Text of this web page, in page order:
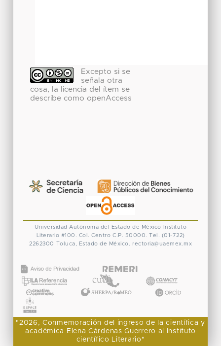
Excepto si se
señala otra
cosa, la licencia del ítem se
describe como openAccess
Universidad Autónoma del Estado de México
Instituto
Literario #100. Col. Centro C.P. 50000. Tel. (01-722)
2262300 Toluca, Estado de México. rectoria@uaemex.mx
"2026, Conmemoración del ingreso de la científica y
académica Elena Cárdenas Guerrero al Instituto
científico Literario"